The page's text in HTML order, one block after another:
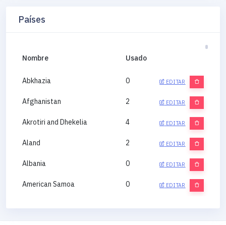
Países
Nombre Usado
Abkhazia 0 EDITAR
Afghanistan 2 EDITAR
Akrotiri and Dhekelia 4 EDITAR
Aland 2 EDITAR
Albania 0 EDITAR
American Samoa 0 EDITAR